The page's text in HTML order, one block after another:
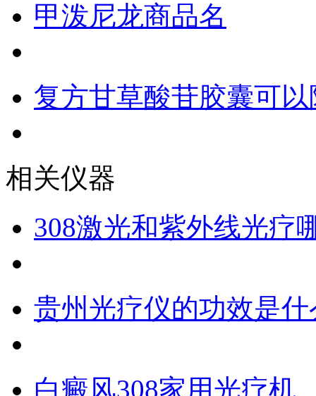
甲泼尼龙商品名
复方甘草酸苷胶囊可
相关仪器
308激光和紫外线光疗
贵州光疗仪的功效是什
白癜风308家用光疗机